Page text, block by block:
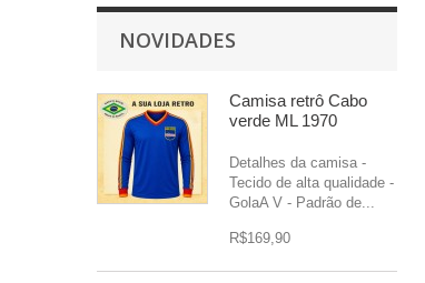
NOVIDADES
Camisa retrô Cabo
verde ML 1970
Detalhes da camisa -
Tecido de alta qualidade -
GolaA V - Padrão de...
R$169,90